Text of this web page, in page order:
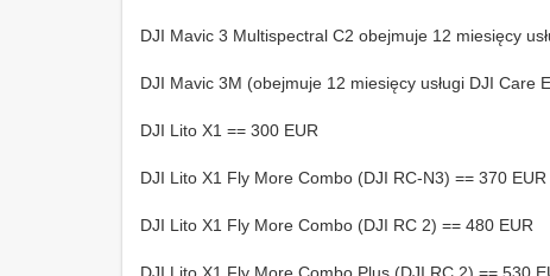
DJI Mavic 3 Multispectral C2 obejmuje 12 miesięcy
DJI Mavic 3M (obejmuje 12 miesięcy usługi DJI Care
DJI Lito X1 == 300 EUR
DJI Lito X1 Fly More Combo (DJI RC-N3) == 370 EUR
DJI Lito X1 Fly More Combo (DJI RC 2) == 480 EUR